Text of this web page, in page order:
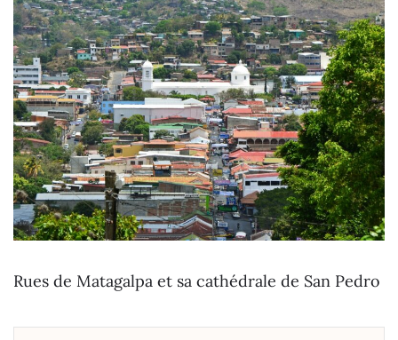
Rues de Matagalpa et sa cathédrale de San Pedro